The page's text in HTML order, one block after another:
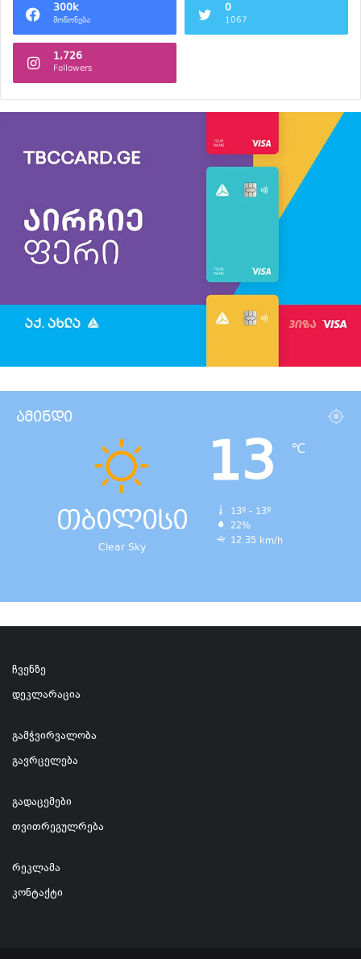
300k
მოწონება
0
1067
1,726
Followers
ამინდი
თბილისი
Clear Sky
13 ℃
13º - 13º
22%
12.35 km/h
ჩვენზე
დეკლარაცია
გამჭვირვალობა
გავრცელება
გადაცემები
თვითრეგულრება
რეკლამა
კონტაქტი